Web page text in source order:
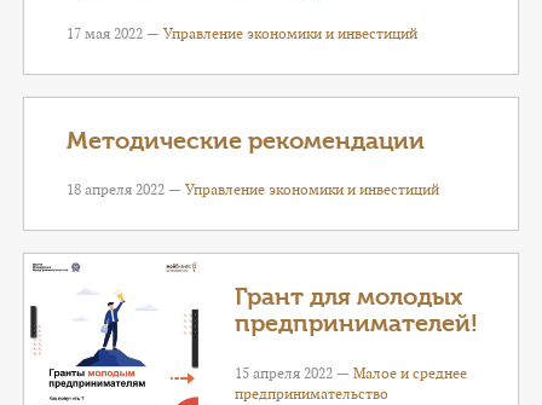
17 мая 2022 — Управление экономики и инвестиций
Методические рекомендации
18 апреля 2022 — Управление экономики и инвестиций
Грант для молодых
предпринимателей!
15 апреля 2022 —Малое и среднее
предпринимательство